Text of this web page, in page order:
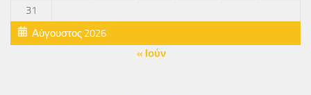
Αύγουστος 2026
31
« Ιούν